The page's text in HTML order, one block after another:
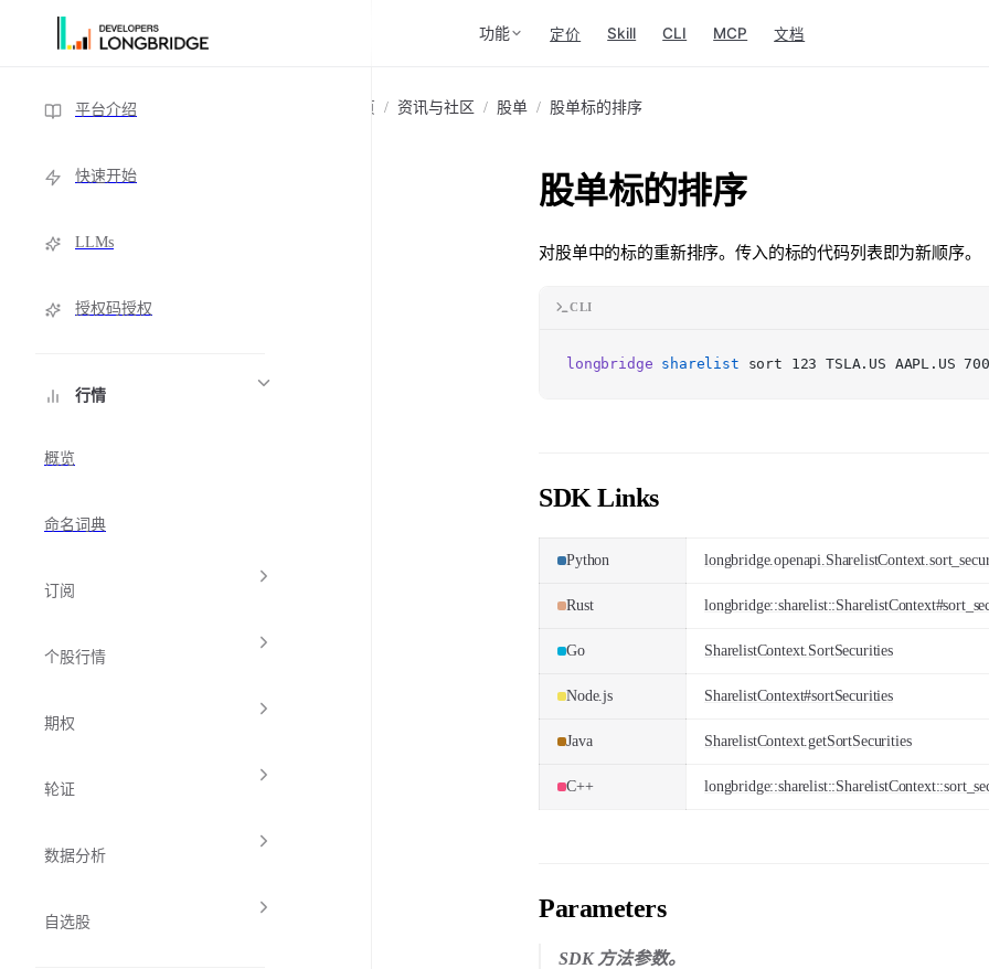
跳转到内容 功能 定价 Skill CLI MCP 文档
平台介绍
快速开始
LLMs
授权码授权
行情
概览
命名词典
订阅
个股行情
期权
轮证
数据分析
自选股
主页 / 资讯与社区 / 股单 / 股单标的排序
股单标的排序
对股单中的标的重新排序。传入的标的代码列表即为新顺序。
CLI
longbridge sharelist sort 123 TSLA.US AAPL.US
SDK Links
Python
Rust
Go SharelistContext.SortSecurities
Node.js SharelistContext#sortSecurities
Java SharelistContext.getSortSecurities
C++
Parameters
SDK 方法参数。